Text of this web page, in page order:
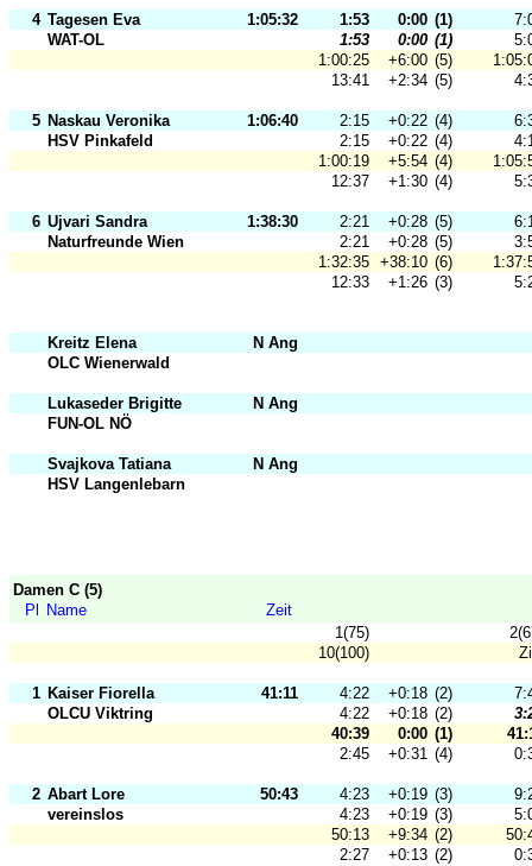
4 Tagesen Eva 1:05:32 1:53 0:00 (1)
WAT-OL
1:53 0:00 (1)
1:00:25
+6:00 (5)
13:41
+2:34 (5)
5 Naskau Veronika 1:06:40 2:15 +0:22 (4)
HSV Pinkafeld
2:15 +0:22 (4)
1:00:19
+5:54 (4)
12:37
+1:30 (4)
6 Ujvari Sandra 1:38:30 2:21 +0:28 (5)
Naturfreunde Wien
2:21 +0:28 (5)
1:32:35 +38:10 (6)
12:33
+1:26 (3)
Kreitz Elena
N Ang
OLC Wienerwald
Lukaseder Brigitte
N Ang
FUN-OL NÖ
Svajkova Tatiana
N Ang
HSV Langenlebarn
Damen C (5)
Pl
Name
Zeit
1(75)
10(100)
1 Kaiser Fiorella 41:11 4:22 +0:18 (2)
OLCU Viktring
4:22 +0:18 (2)
40:39
0:00 (1)
2:45
+0:31 (4)
2 Abart Lore 50:43 4:23 +0:19 (3)
vereinslos
4:23 +0:19 (3)
50:13
+9:34 (2)
2:27
+0:13 (2)